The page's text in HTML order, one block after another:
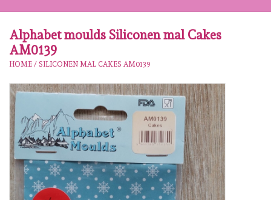
Workshops
Onze Merken
Mallen
Stempels
Alphabet moulds Siliconen mal Cakes
AM0139
HOME / SILICONEN MAL CAKES AM0139